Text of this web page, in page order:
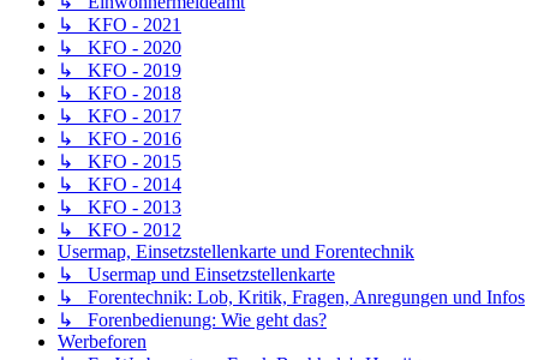
↳ KFO - 2021
↳ KFO - 2020
↳ KFO - 2019
↳ KFO - 2018
↳ KFO - 2017
↳ KFO - 2016
↳ KFO - 2015
↳ KFO - 2014
↳ KFO - 2013
↳ KFO - 2012
Usermap, Einsetzstellenkarte und Forentechnik
↳ Usermap und Einsetzstellenkarte
↳ Forentechnik: Lob, Kritik, Fragen, Anregungen und Infos
↳ Forenbedienung: Wie geht das?
Werbeforen